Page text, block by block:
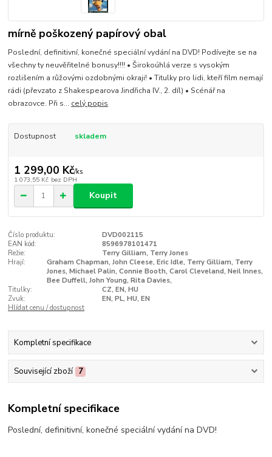
mírně poškozený papírový obal
Poslední, definitivní, konečné speciální vydání na DVD! Podívejte se na
všechny ty neuvěřitelné bonusy!!!! • Širokoúhlá verze s vysokým
rozlišením a růžovými ozdobnými okraji! • Titulky pro lidi, kteří film nemají
rádi (převzato z Shakespearova Jindřicha IV., 2. díl) • Scénář na
obrazovce. Při s... celý popis
Dostupnost skladem
1 299,00 Kč/ks
1 073,55 Kč bez DPH
Koupit
Číslo produktu:
DVD002115
EAN kód:
8596978101471
Režie:
Terry Gilliam, Terry Jones
Hrají:
Graham Chapman, John Cleese, Eric Idle, Terry Gilliam, Terry
Jones, Michael Palin, Connie Booth, Carol Cleveland, Neil Innes,
Bee Duffell, John Young, Rita Davies,
Titulky:
CZ, EN, HU
Zvuk:
EN, PL, HU, EN
Hlídat cenu / dostupnost
Kompletní specifikace
Související zboží 7
Kompletní specifikace
Poslední, definitivní, konečné speciální vydání na DVD!